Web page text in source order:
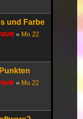
und Farbe
« Mo 22
« Mo 22